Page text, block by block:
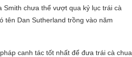
chưa thể vượt qua kỷ lục trái cà
tên Dan Sutherland trồng vào năm
canh tác tốt nhất để đưa trái cà chua